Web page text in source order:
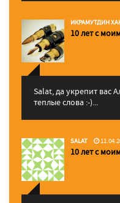
ИКРАМУТДИН
10 лет с
Salat, да укрепит вас
теплые слова :-)...
SALAT
10 лет с